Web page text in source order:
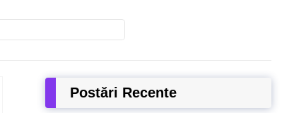
Postări Recente